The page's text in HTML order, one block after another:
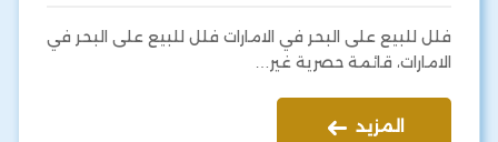
فلل للبيع على البحر في الامارات فلل للبيع على البحر في
الامارات، قائمة حصرية غير…
المزيد